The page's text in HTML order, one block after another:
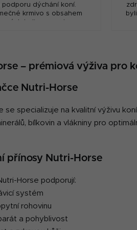
podporu dýchání koní.
krmivo s obsahem
bylin na podporu
– prémiová výživa pro
Nutri-Horse
se specializuje na kvalitní výživu
bílkovin a vlákniny pro
přínosy Nutri-Horse
Horse podporují:
systém
rohovinu
a pohyblivost